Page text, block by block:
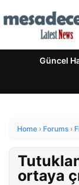
Güncel
Home › Forums ›
ortaya